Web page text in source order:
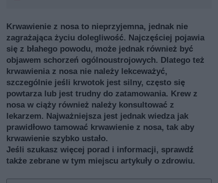
Krwawienie z nosa to nieprzyjemna, jednak nie
zagrażająca życiu dolegliwość. Najczęściej pojawia
się z błahego powodu, może jednak również być
objawem schorzeń ogólnoustrojowych. Dlatego też
krwawienia z nosa nie należy lekceważyć,
szczególnie jeśli krwotok jest silny, często się
powtarza lub jest trudny do zatamowania. Krew z
nosa w ciąży również należy konsultować z
lekarzem. Najważniejsza jest jednak wiedza jak
prawidłowo tamować krwawienie z nosa, tak aby
krwawienie szybko ustało.
Jeśli szukasz więcej porad i informacji, sprawdź
także zebrane w tym miejscu artykuły o zdrowiu.